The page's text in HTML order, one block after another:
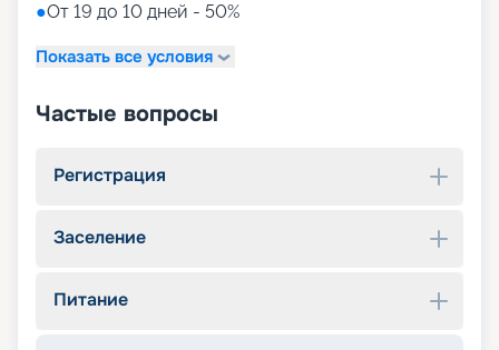
●От 19 до 10 дней - 50%
Показать все условия
Частые вопросы
Регистрация
Заселение
Питание